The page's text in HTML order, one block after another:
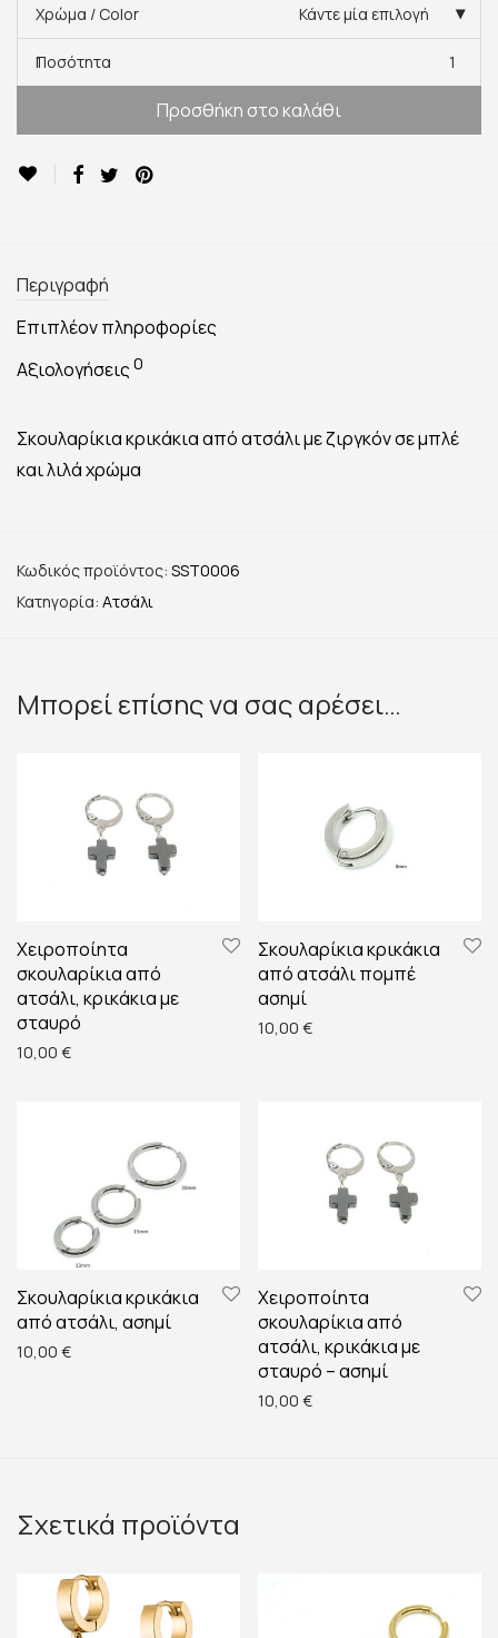
Χρώμα / Color Κάντε μία επιλογή
Ποσότητα
1
Προσθήκη στο καλάθι
Περιγραφή
Επιπλέον πληροφορίες
Αξιολογήσεις 0
Σκουλαρίκια κρικάκια από ατσάλι με ζιργκόν σε μπλέ
και λιλά χρώμα
Κωδικός προϊόντος: SST0006
Κατηγορία: Ατσάλι
Μπορεί επίσης να σας αρέσει…
Χειροποίητα
σκουλαρίκια από
ατσάλι, κρικάκια με
σταυρό
10,00 €
Σκουλαρίκια κρικάκια
από ατσάλι πομπέ
ασημί
10,00 €
Σκουλαρίκια κρικάκια
από ατσάλι, ασημί
10,00 €
Χειροποίητα
σκουλαρίκια από
ατσάλι, κρικάκια με
σταυρό – ασημί
10,00 €
Σχετικά προϊόντα